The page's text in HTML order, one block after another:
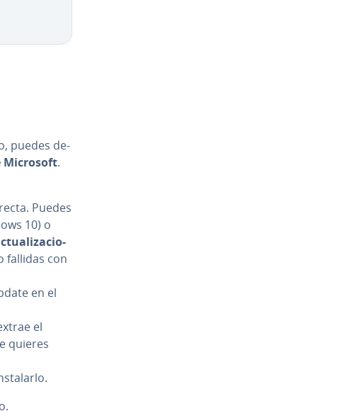
puedes de­
Microsoft.
Puedes
10) o
fallidas con
en el
el
quieres